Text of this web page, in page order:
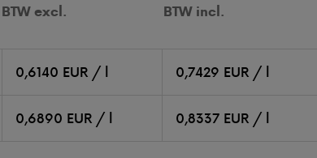
BTW excl. BTW incl.
0,6140 EUR / l 0,7429 EUR / l
0,6890 EUR / l 0,8337 EUR / l